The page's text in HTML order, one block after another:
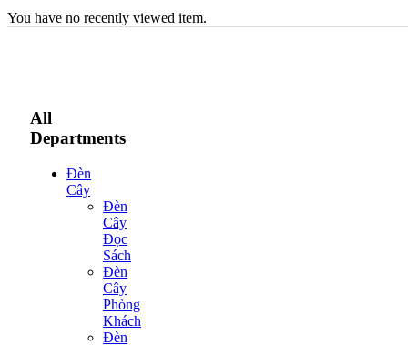
You have no recently viewed item.
All
Departments
Đèn
Cây
Đèn
Cây
Đọc
Sách
Đèn
Cây
Phòng
Khách
Đèn